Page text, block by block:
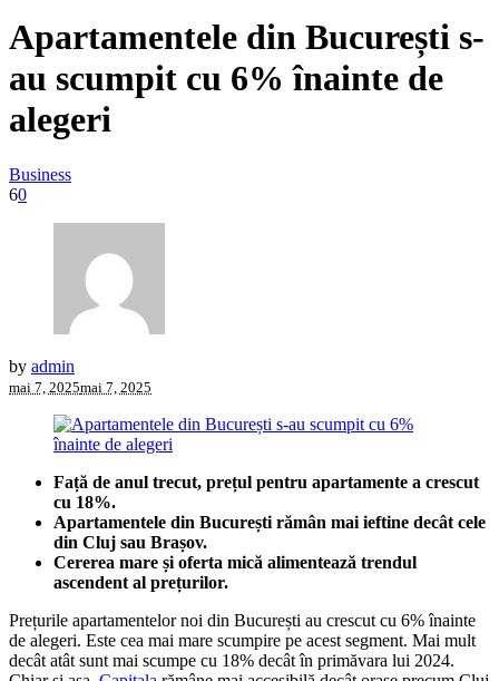
Apartamentele din București s-
au scumpit cu 6% înainte de
alegeri
Business
60
by admin
mai 7, 2025mai 7, 2025
Față de anul trecut, prețul pentru apartamente a crescut
cu 18%.
Apartamentele din București rămân mai ieftine decât cele
din Cluj sau Brașov.
Cererea mare și oferta mică alimentează trendul
ascendent al prețurilor.
Prețurile apartamentelor noi din București au crescut cu 6% înainte
de alegeri. Este cea mai mare scumpire pe acest segment. Mai mult
decât atât sunt mai scumpe cu 18% decât în primăvara lui 2024.